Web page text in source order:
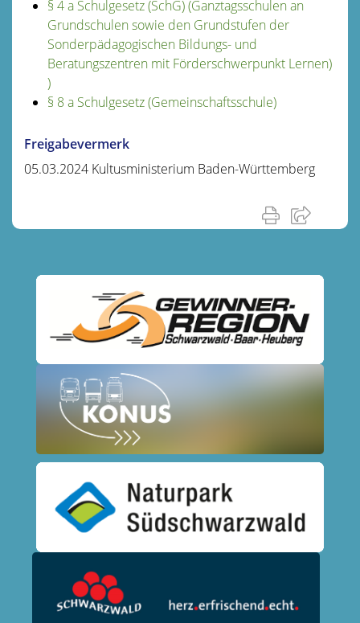
§ 4 a Schulgesetz (SchG) (Ganztagsschulen an
Grundschulen sowie den Grundstufen der
Sonderpädagogischen Bildungs- und
Beratungszentren mit Förderschwerpunkt Lernen)
)
§ 8 a Schulgesetz (Gemeinschaftsschule)
Freigabevermerk
05.03.2024 Kultusministerium Baden-Württemberg